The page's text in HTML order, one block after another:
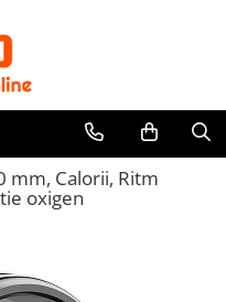
mm, Calorii, Ritm
oxigen